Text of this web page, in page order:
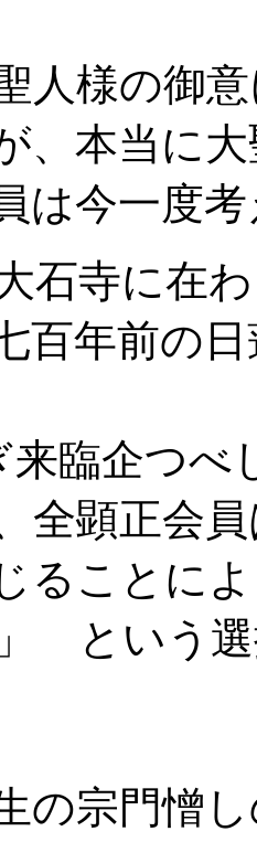
人様の御
、本当に
は今一度
石寺に在
百年前の
来臨企つ
全顕正会
ることに
という
の宗門憎